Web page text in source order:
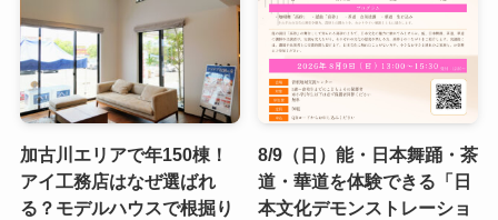
加古川エリアで年150棟！
アイ工務店はなぜ選ばれ
る？モデルハウスで根掘り
8/9（日）能・日本舞踊・茶
道・華道を体験できる「日
本文化デモンストレーショ